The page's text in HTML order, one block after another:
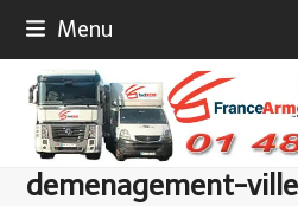
content
Menu
demenagement-